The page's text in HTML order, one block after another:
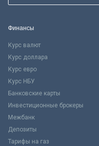
Финансы
Курс валют
Курс доллара
Курс евро
Курс НБУ
Банковские карты
Инвестиционные брокеры
Межбанк
Депозиты
Тарифы на газ